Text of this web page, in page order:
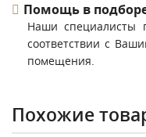
Помощь в
Наши специалисты
соответствии с
помещения.
Похожие